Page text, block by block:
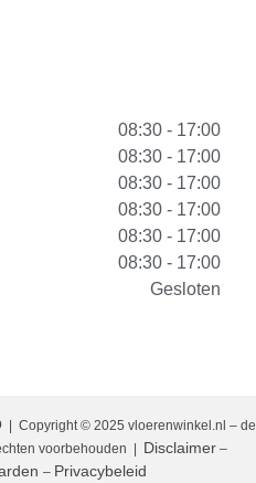
08:30 - 17:00
08:30 - 17:00
08:30 - 17:00
08:30 - 17:00
08:30 - 17:00
08:30 - 17:00
Gesloten
| Copyright © 2025 vloerenwinkel.nl – de
voorbehouden | Disclaimer–
– Privacybeleid